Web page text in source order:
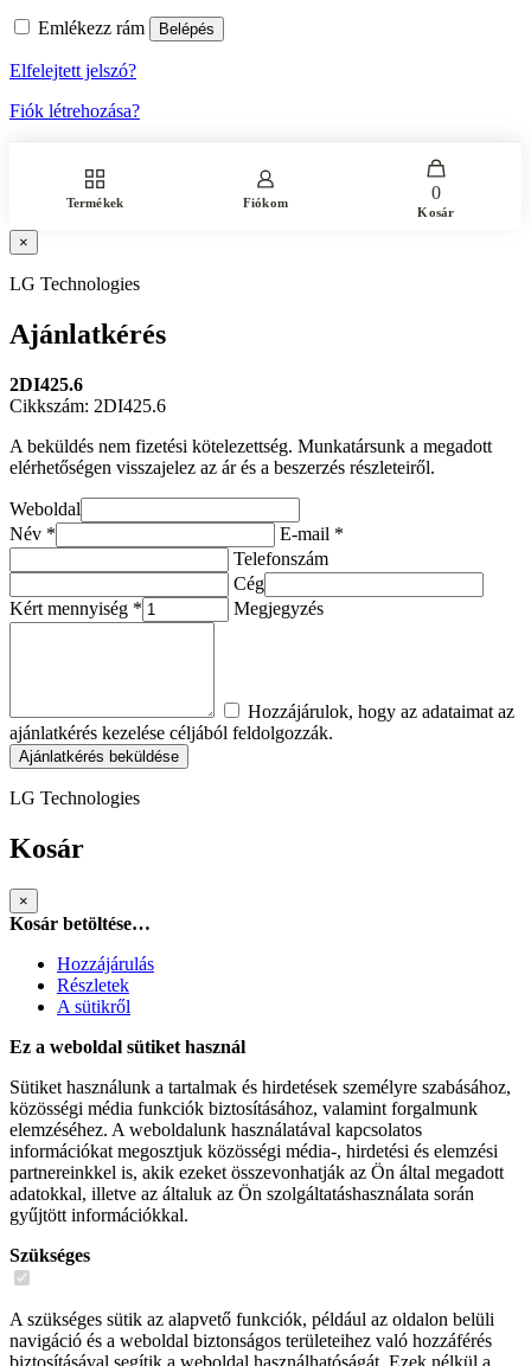
Emlékezz rám Belépés
Elfelejtett jelszó?
Fiók létrehozása?
Termékek Fiókom 0
Kosár
×
LG Technologies
Ajánlatkérés
2DI425.6
Cikkszám: 2DI425.6
A beküldés nem fizetési kötelezettség. Munkatársunk a megadott
elérhetőségen visszajelez az ár és a beszerzés részleteiről.
Weboldal
Név *
E-mail *
Telefonszám
Cég
Kért mennyiség *
Megjegyzés
Hozzájárulok, hogy az adataimat az
ajánlatkérés kezelése céljából feldolgozzák.
Ajánlatkérés beküldése
LG Technologies
Kosár
×
Kosár betöltése…
Hozzájárulás
Részletek
A sütikről
Ez a weboldal sütiket használ
Sütiket használunk a tartalmak és hirdetések személyre szabásához,
közösségi média funkciók biztosításához, valamint forgalmunk
elemzéséhez. A weboldalunk használatával kapcsolatos
információkat megosztjuk közösségi média-, hirdetési és elemzési
partnereinkkel is, akik ezeket összevonhatják az Ön által megadott
adatokkal, illetve az általuk az Ön szolgáltatáshasználata során
gyűjtött információkkal.
Szükséges
A szükséges sütik az alapvető funkciók, például az oldalon belüli
navigáció és a weboldal biztonságos területeihez való hozzáférés
biztosításával segítik a weboldal használhatóságát. Ezek nélkül a